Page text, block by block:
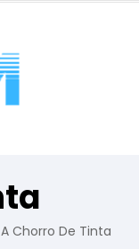
A Chorro De Tinta